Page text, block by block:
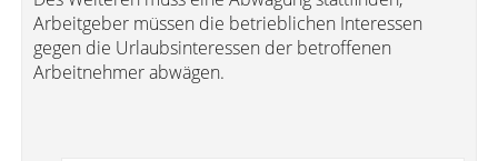
Arbeitgeber müssen die betrieblichen Interessen
gegen die Urlaubsinteressen der betroffenen
Arbeitnehmer abwägen.